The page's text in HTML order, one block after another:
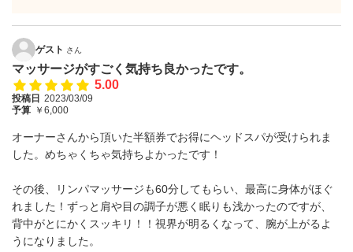
ゲスト さん
マッサージがすごく気持ち良かったです。
5.00
投稿日 2023/03/09
予算 ￥6,000
オーナーさんから頂いた半額券でお得にヘッドスパが受けられま
した。めちゃくちゃ気持ちよかったです！
その後、リンパマッサージも60分してもらい、最高に身体がほぐ
れました！ずっと肩や目の調子が悪く眠りも浅かったのですが、
背中がとにかくスッキリ！！視界が明るくなって、腕が上がるよ
うになりました。